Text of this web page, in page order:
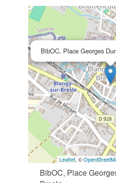
BibOC, Place Georges
Leaflet, ©
BibOC, Place